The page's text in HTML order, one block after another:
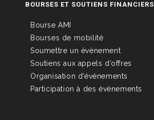
BOURSES ET SOUTIENS FINANCIERS
Bourse AMI
Bourses de mobilité
Soumettre un évènement
Soutiens aux appels d’offres
Organisation d’évènements
Participation à des évènements